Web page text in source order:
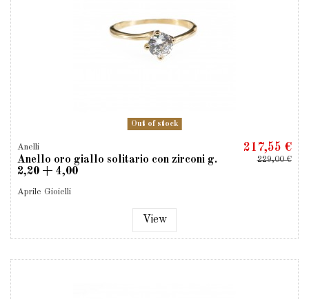
Out of stock
Anelli
Anello oro giallo solitario con zirconi g.
2,20 + 4,00
Aprile Gioielli
217,55 €
229,00 €
View